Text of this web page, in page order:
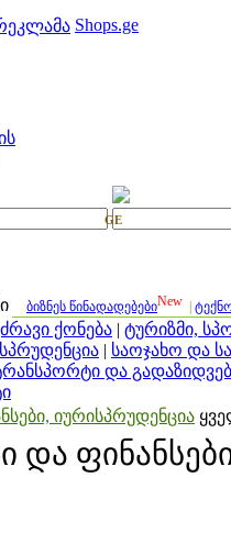
Shops.ge
GE
ბიზნეს წინადადებებიNew
ქონება | ტურიზმი,
| საოჯახო და
და
იურისპრუდენცია
და